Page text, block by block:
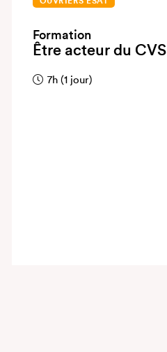
Formation
Être acteur du CVS
7h (1 jour)